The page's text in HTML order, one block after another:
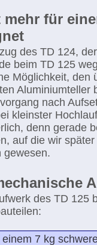
mehr für
des TD 124,
beim TD 125
Möglichkeit, den
Aluminiumteller
nach
kleinster
denn gerade
auf die wir
gewesen.
des TD 125
einem 7 kg